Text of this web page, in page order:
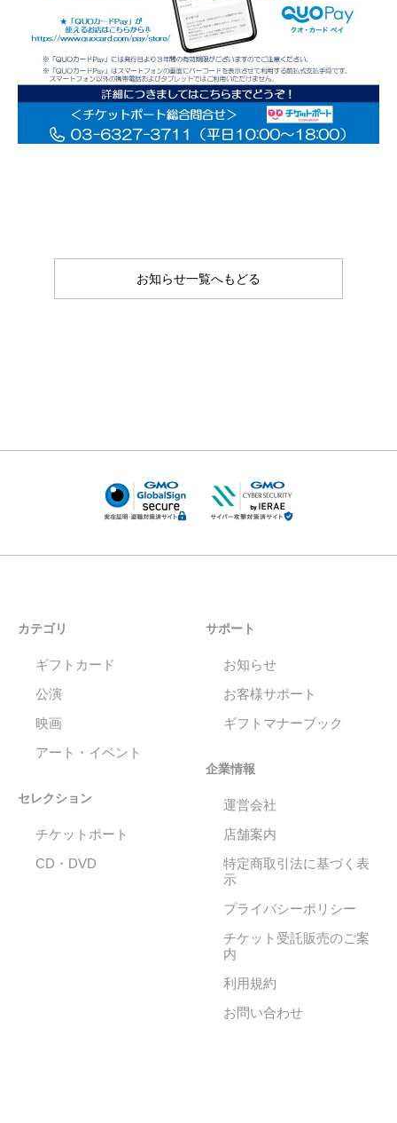
お知らせ一覧へもどる
カテゴリ
ギフトカード
公演
映画
アート・イベント
セレクション
チケットポート
CD・DVD
サポート
お知らせ
お客様サポート
ギフトマナーブック
企業情報
運営会社
店舗案内
特定商取引法に基づく表
示
プライバシーポリシー
チケット受託販売のご案
内
利用規約
お問い合わせ